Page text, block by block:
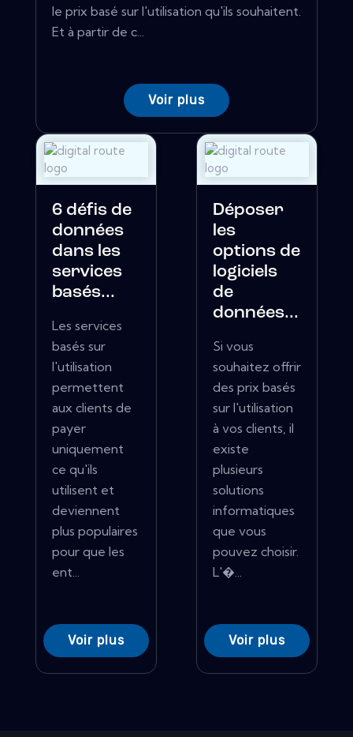
le prix basé sur l'utilisation qu'ils souhaitent.
Et à partir de c...
Voir plus
6 défis de
données
dans les
services
basés...
Les services
basés sur
l'utilisation
permettent
aux clients de
payer
uniquement
ce qu'ils
utilisent et
deviennent
plus populaires
pour que les
ent...
Voir plus
Déposer
les
options de
logiciels
de
données...
Si vous
souhaitez offrir
des prix basés
sur l'utilisation
à vos clients, il
existe
plusieurs
solutions
informatiques
que vous
pouvez choisir.
L'�...
Voir plus